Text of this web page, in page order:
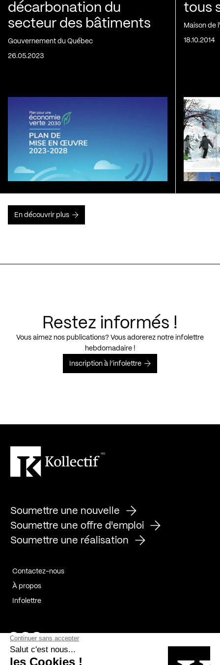
décarbonation du
secteur des bâtiments
Gouvernement du Québec
26.05.2023
tous
Maison de
18.10.2014
En découvrir plus
Restez informés !
Vous aimez nos publications? Vous adorerez notre infolettre
hebdomadaire !
Inscription à l’infolettre
Soumettre une nouvelle
Soumettre une offre d'emploi
Soumettre une réalisation
Contactez-nous
À propos
Infolettre
Page Facebook de Kollectif
Page Instagram de Kollectif
Page Linkedin de Kollectif